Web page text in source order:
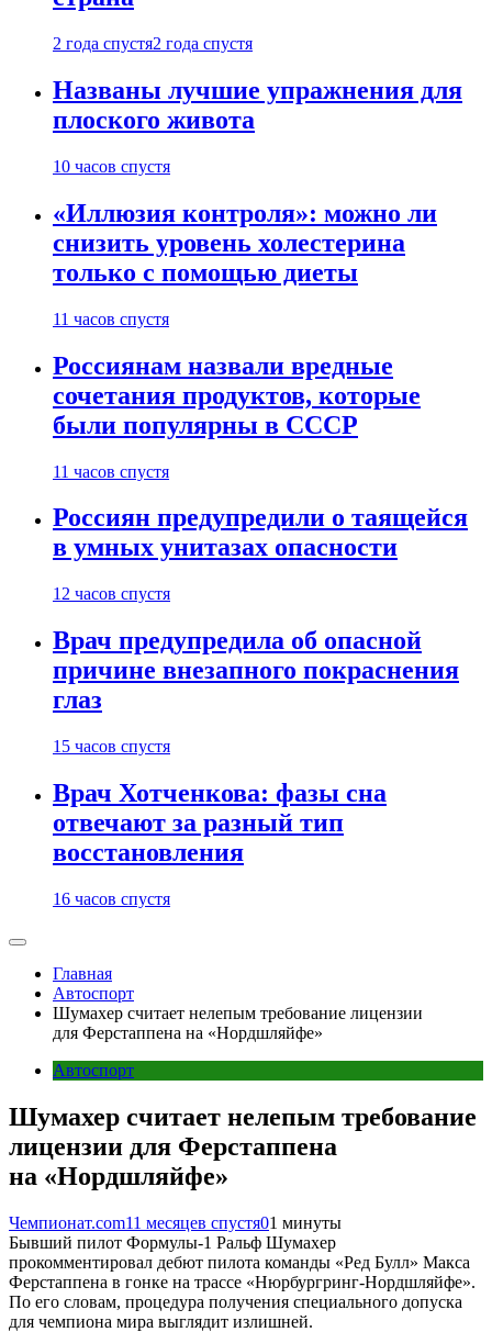
2 года спустя2 года спустя
Названы лучшие упражнения для
плоского живота
10 часов спустя
«Иллюзия контроля»: можно ли
снизить уровень холестерина
только с помощью диеты
11 часов спустя
Россиянам назвали вредные
сочетания продуктов, которые
были популярны в СССР
11 часов спустя
Россиян предупредили о таящейся
в умных унитазах опасности
12 часов спустя
Врач предупредила об опасной
причине внезапного покраснения
глаз
15 часов спустя
Врач Хотченкова: фазы сна
отвечают за разный тип
восстановления
16 часов спустя
Главная
Автоспорт
Шумахер считает нелепым требование лицензии
для Ферстаппена на «Нордшляйфе»
Автоспорт
Шумахер считает нелепым требование
лицензии для Ферстаппена
на «Нордшляйфе»
Чемпионат.com11 месяцев спустя01 минуты
Бывший пилот Формулы-1 Ральф Шумахер
прокомментировал дебют пилота команды «Ред Булл» Макса
Ферстаппена в гонке на трассе «Нюрбургринг-Нордшляйфе».
По его словам, процедура получения специального допуска
для чемпиона мира выглядит излишней.